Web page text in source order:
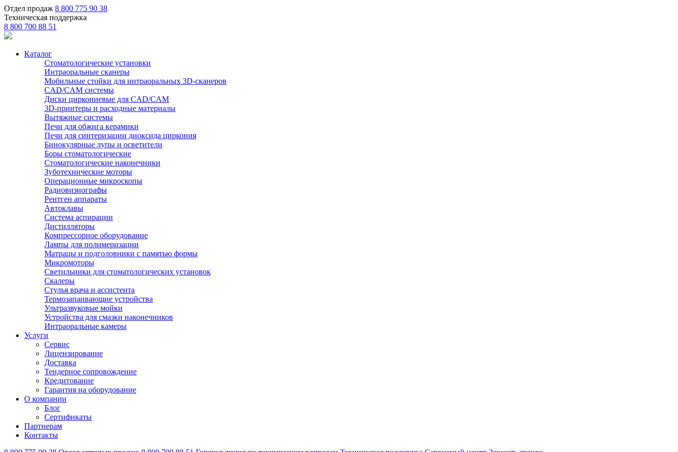
Отдел продаж 8 800 775 90 38
Техническая поддержка
8 800 700 88 51
Каталог
Стоматологические установки
Интраоральные сканеры
Мобильные стойки для интраоральных 3D-сканеров
CAD/CAM системы
Диски циркониевые для CAD/CAM
3D-принтеры и расходные материалы
Вытяжные системы
Печи для обжига керамики
Печи для синтеризации диоксида циркония
Бинокулярные лупы и осветители
Боры стоматологические
Стоматологические наконечники
Зуботехнические моторы
Операционные микроскопы
Радиовизиографы
Рентген аппараты
Автоклавы
Система аспирации
Дистилляторы
Компрессорное оборудование
Лампы для полимеризации
Матрацы и подголовники с памятью формы
Микромоторы
Светильники для стоматологических установок
Скалеры
Стулья врача и ассистента
Термозапаивающие устройства
Ультразвуковые мойки
Устройства для смазки наконечников
Интраоральные камеры
Услуги
Сервис
Лицензирование
Доставка
Тендерное сопровождение
Кредитование
Гарантия на оборудование
О компании
Блог
Сертификаты
Партнерам
Контакты